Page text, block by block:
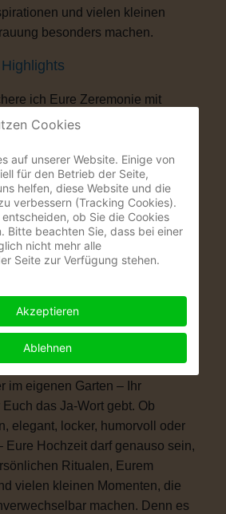
und vielen kleinen
besonders machen.
ich Eure Zeremonie mit
Elementen. Als
und Sänger entstehen
Gäste garantiert nicht
Freie Trauung?
wünschen sich eine Hochzeit, die
Vielleicht ist eine kirchliche
Zeremonie allein zu kurz
Eine Freie Trauung schenkt
Ihr Euch wünscht: völlige
Wiese, am See, im Schloss, in
im eigenen Garten – Ihr
das Ja-Wort gebt. Ob
elegant, locker, humorvoll oder
Eure Hochzeit darf genauso sein,
Ritualen, Eurem
vielen kleinen Momenten, die
machen. Denn es
Cookies
auf unserer Website. Einige von
für den Betrieb der Seite,
helfen, diese Website und die
verbessern (Tracking Cookies).
ob Sie die Cookies
Bitte beachten Sie, dass bei einer
nicht mehr alle
Seite zur Verfügung stehen.
Akzeptieren
Ablehnen